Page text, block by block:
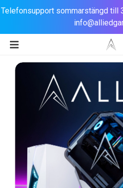
Telefonsupport sommarstängd till